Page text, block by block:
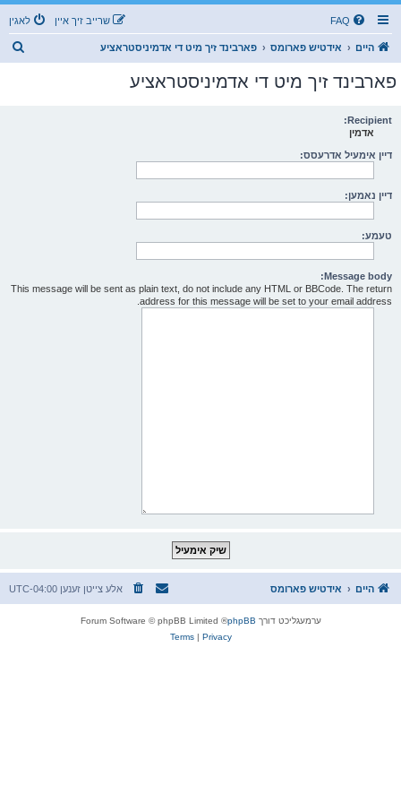
FAQ לאגין שרייב זיך איין
היים אידטיש פארומס פארבינד זיך מיט די אדמיניסטראציע
פארבינד זיך מיט די אדמיניסטראציע
Recipient:
אדמין
דיין אימעיל אדרעסס:
דיין נאמען:
טעמע:
Message body:
This message will be sent as plain text, do not include any HTML or BBCode. The return
address for this message will be set to your email address.
היים אידטיש פארומס אלע צייטן זענען UTC-04:00
ערמעגליכט דורך phpBB
® Forum Software © phpBB Limited
Privacy
|
Terms